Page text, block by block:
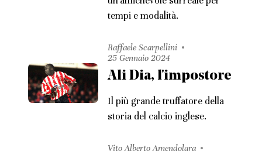
tempi e modalità.
Raffaele Scarpellini
25 Gennaio 2024
Ali Dia, l'impostore
Il più grande truffatore della
storia del calcio inglese.
Vito Alberto Amendolara